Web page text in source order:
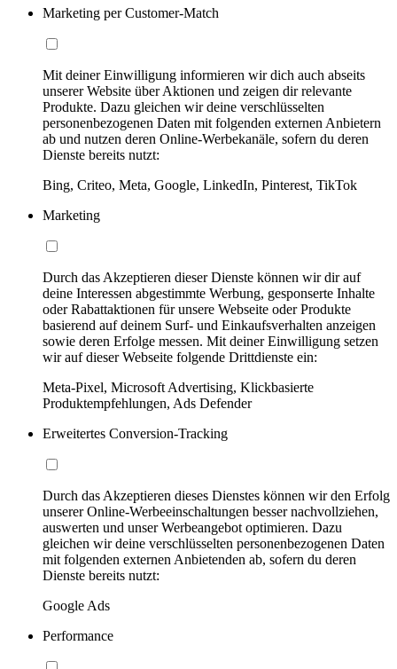
Marketing per Customer-Match
Mit deiner Einwilligung informieren wir dich auch abseits
unserer Website über Aktionen und zeigen dir relevante
Produkte. Dazu gleichen wir deine verschlüsselten
personenbezogenen Daten mit folgenden externen Anbietern
ab und nutzen deren Online-Werbekanäle, sofern du deren
Dienste bereits nutzt:
Bing, Criteo, Meta, Google, LinkedIn, Pinterest, TikTok
Marketing
Durch das Akzeptieren dieser Dienste können wir dir auf
deine Interessen abgestimmte Werbung, gesponserte Inhalte
oder Rabattaktionen für unsere Webseite oder Produkte
basierend auf deinem Surf- und Einkaufsverhalten anzeigen
sowie deren Erfolge messen. Mit deiner Einwilligung setzen
wir auf dieser Webseite folgende Drittdienste ein:
Meta-Pixel, Microsoft Advertising, Klickbasierte
Produktempfehlungen, Ads Defender
Erweitertes Conversion-Tracking
Durch das Akzeptieren dieses Dienstes können wir den Erfolg
unserer Online-Werbeeinschaltungen besser nachvollziehen,
auswerten und unser Werbeangebot optimieren. Dazu
gleichen wir deine verschlüsselten personenbezogenen Daten
mit folgenden externen Anbietenden ab, sofern du deren
Dienste bereits nutzt:
Google Ads
Performance